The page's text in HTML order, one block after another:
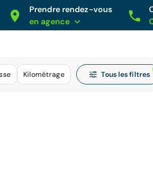
Prendre rendez-vous
en agence
Kilométrage Tous les filtres